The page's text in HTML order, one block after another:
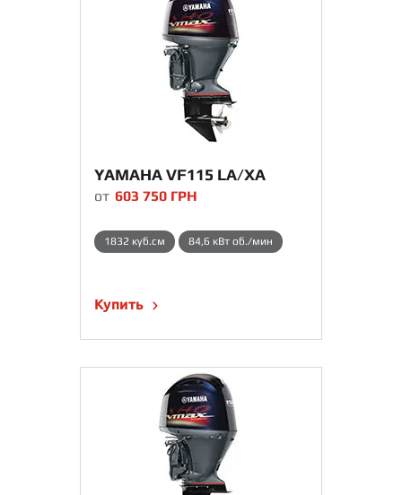
YAMAHA VF115 LA/XA
от 603 750 ГРН
1832 куб.см 84,6 кВт об./мин
Купить